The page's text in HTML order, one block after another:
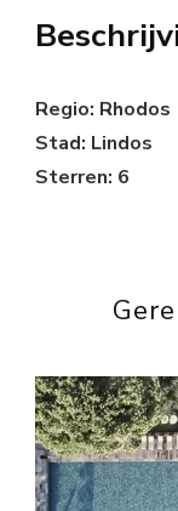
Regio: Rhodos
Stad: Lindos
Sterren: 6